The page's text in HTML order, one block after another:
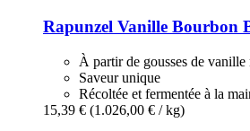
Rapunzel Vanille Bourbon
À partir de gousses de vanille
Saveur unique
Récoltée et fermentée à la
15,39 € (1.026,00 € / kg)